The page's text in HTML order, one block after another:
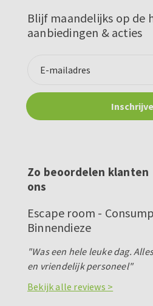
Blijf maandelijks op de
aanbiedingen & acties
Zo beoordelen klanten
ons
Escape room -
Binnendieze
"Was een hele leuke dag.
en vriendelijk personeel"
Bekijk alle reviews >